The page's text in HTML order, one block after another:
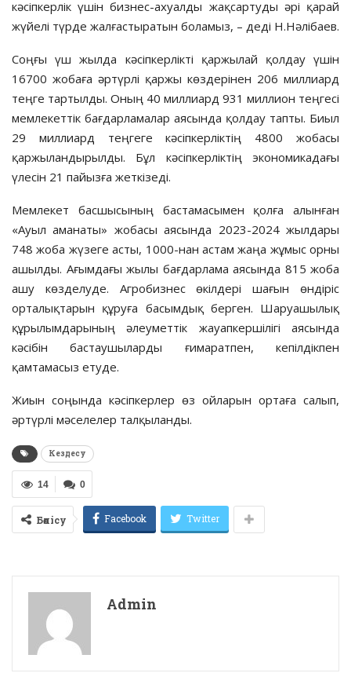
кәсіпкерлік үшін бизнес-ахуалды жақсартуды әрі қарай
жүйелі түрде жалғастыратын боламыз, – деді Н.Нәлібаев.
Соңғы үш жылда кәсіпкерлікті қаржылай қолдау үшін
16700 жобаға әртүрлі қаржы көздерінен 206 миллиард
теңге тартылды. Оның 40 миллиард 931 миллион теңгесі
мемлекеттік бағдарламалар аясында қолдау тапты. Биыл
29 миллиард теңгеге кәсіпкерліктің 4800 жобасы
қаржыландырылды. Бұл кәсіпкерліктің экономикадағы
үлесін 21 пайызға жеткізеді.
Мемлекет басшысының бастамасымен қолға алынған
«Ауыл аманаты» жобасы аясында 2023-2024 жылдары
748 жоба жүзеге асты, 1000-нан астам жаңа жұмыс орны
ашылды. Ағымдағы жылы бағдарлама аясында 815 жоба
ашу көзделуде. Агробизнес өкілдері шағын өндіріс
орталықтарын құруға басымдық берген. Шаруашылық
құрылымдарының әлеуметтік жауапкершілігі аясында
кәсібін бастаушыларды ғимаратпен, кепілдікпен
қамтамасыз етуде.
Жиын соңында кәсіпкерлер өз ойларын ортаға салып,
әртүрлі мәселелер талқыланды.
Кездесу
0
14
Бөлісу Facebook Twitter
Admin